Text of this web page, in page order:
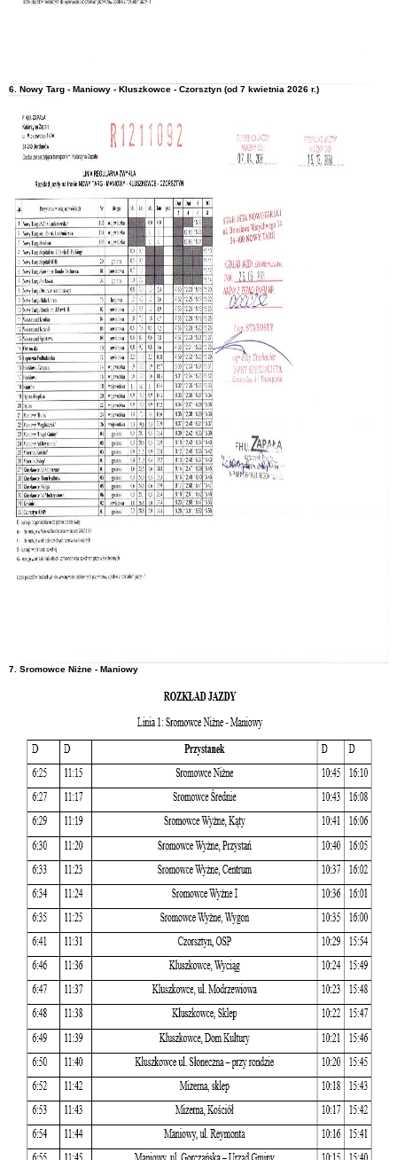
6. Nowy Targ - Maniowy - Kluszkowce - Czorsztyn (od 7 kwietnia 2026 r.)
7. Sromowce Niżne - Maniowy